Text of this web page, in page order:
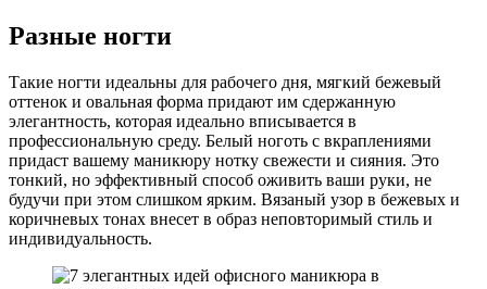
Разные ногти
Такие ногти идеальны для рабочего дня, мягкий бежевый
оттенок и овальная форма придают им сдержанную
элегантность, которая идеально вписывается в
профессиональную среду. Белый ноготь с вкраплениями
придаст вашему маникюру нотку свежести и сияния. Это
тонкий, но эффективный способ оживить ваши руки, не
будучи при этом слишком ярким. Вязаный узор в бежевых и
коричневых тонах внесет в образ неповторимый стиль и
индивидуальность.